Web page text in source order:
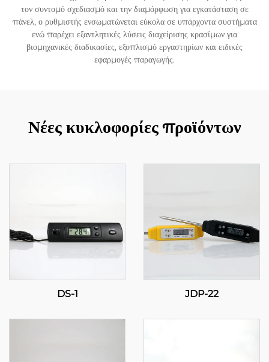
τον συντομό σχεδιασμό και την διαμόρφωση για εγκατάσταση σε
πάνελ, ο ρυθμιστής ενσωματώνεται εύκολα σε υπάρχοντα συστήματα
ενώ παρέχει εξαντλητικές λύσεις διαχείρισης κρασίμων για
βιομηχανικές διαδικασίες, εξοπλισμό εργαστηρίων και ειδικές
εφαρμογές παραγωγής.
Νέες κυκλοφορίες προϊόντων
DS-1 JDP-22